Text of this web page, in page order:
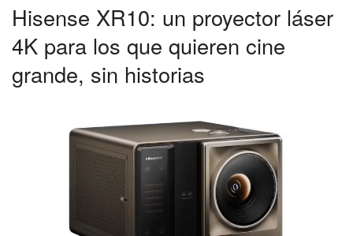
Hisense XR10: un proyector láser
4K para los que quieren cine
grande, sin historias